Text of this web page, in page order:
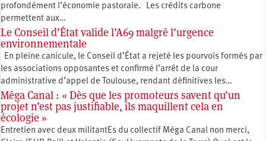
profondément l’économie pastorale. Les crédits carbone
permettent aux…
Le Conseil d’État valide l’A69 malgré l’urgence
environnementale
En pleine canicule, le Conseil d’État a rejeté les pourvois formés par
les associations opposantes et confirmé l’arrêt de la cour
administrative d’appel de Toulouse, rendant définitives les…
Méga Canal : « Dès que les promoteurs savent qu’un
projet n’est pas justifiable, ils maquillent cela en
écologie »
Entretien avec deux militantEs du collectif Méga Canal non merci,